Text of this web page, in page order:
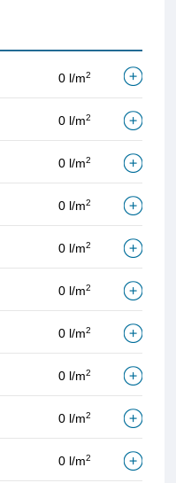
0 l/m2
0 l/m2
0 l/m2
0 l/m2
0 l/m2
0 l/m2
0 l/m2
0 l/m2
0 l/m2
0 l/m2